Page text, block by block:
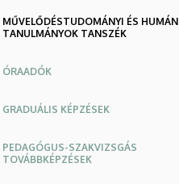
MŰVELŐDÉSTUDOMÁNYI ÉS HUMÁN
TANULMÁNYOK TANSZÉK
ÓRAADÓK
GRADUÁLIS KÉPZÉSEK
PEDAGÓGUS-SZAKVIZSGÁS
TOVÁBBKÉPZÉSEK